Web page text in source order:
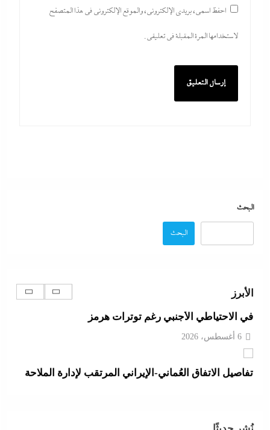
احفظ اسمي، بريدي الإلكتروني، والموقع الإلكتروني في هذا المتصفح
لاستخدامها المرة المقبلة في تعليقي.
البحث
البحث
الأبرز
كلمات الأغانى وردود الفعل الغريبة
6 أغسطس، 2026
تفاصيل الاتفاق العُماني-الإيراني المرتقب لإدارة الملاحة
في مضيق هرمز
6 أغسطس، 2026